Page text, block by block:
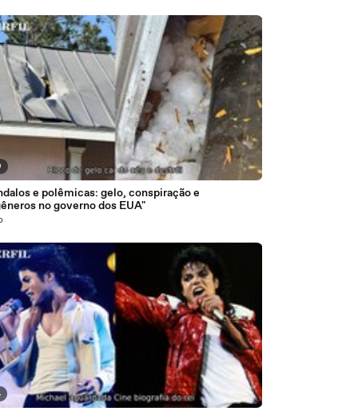
e polêmicas: gelo, conspiração e
no governo dos EUA"